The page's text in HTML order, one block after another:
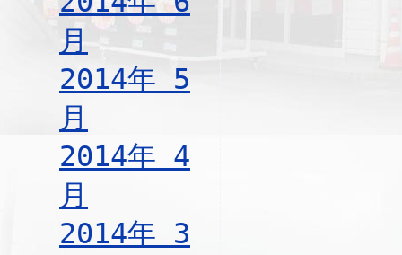
月
2014年 5
月
2014年 4
月
2014年 3